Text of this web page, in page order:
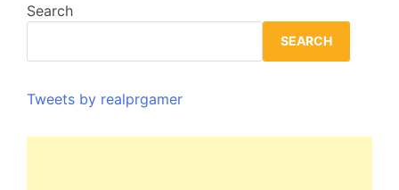
Search
SEARCH
Tweets by realprgamer